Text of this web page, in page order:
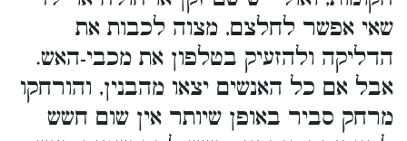
שאי אפשר לחלצם, מצוה לכבות את
הדליקה ולהזעיק בטלפון את מכבי-האש.
אבל אם כל האנשים יצאו מהבנין, והורחקו
מרחק סביר באופן שיותר אין שום חשש